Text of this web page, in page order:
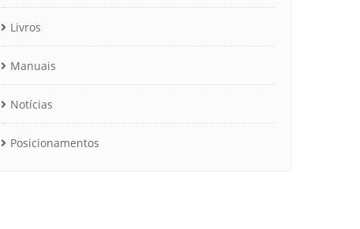
Livros
Manuais
Notícias
Posicionamentos